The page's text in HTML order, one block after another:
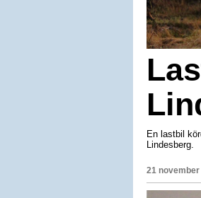
En lastbil
Lindesberg.
21